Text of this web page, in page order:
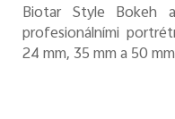
Biotar Style Bokeh
profesionálními
24 mm, 35 mm a 50